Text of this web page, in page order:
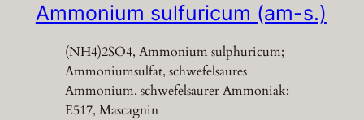
Ammonium sulfuricum (am-s.)
(NH4)2SO4, Ammonium sulphuricum;
Ammoniumsulfat, schwefelsaures
Ammonium, schwefelsaurer Ammoniak;
E517, Mascagnin